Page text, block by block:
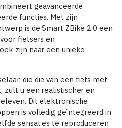
geavanceerde
functies. Met zijn
is de Smart ZBike 2.0 een
fietsers en
zijn naar een unieke
die die van een fiets met
zult u een realistischer en
Dit elektronische
is volledig geïntegreerd in
sensaties te reproduceren